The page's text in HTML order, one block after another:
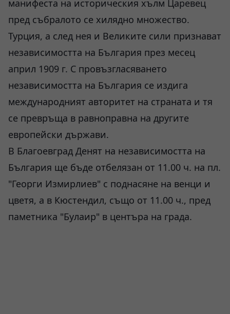
манифеста на историческия хълм Царевец
пред събралото се хилядно множество.
Турция, а след нея и Великите сили признават
независимостта на България през месец
април 1909 г. С провъзгласяването
независимостта на България се издига
международният авторитет на страната и тя
се превръща в равноправна на другите
европейски държави.
В Благоевград Денят на независимостта на
България ще бъде отбелязан от 11.00 ч. на пл.
"Георги Измирлиев" с поднасяне на венци и
цветя, а в Кюстендил, също от 11.00 ч., пред
паметника "Булаир" в центъра на града.